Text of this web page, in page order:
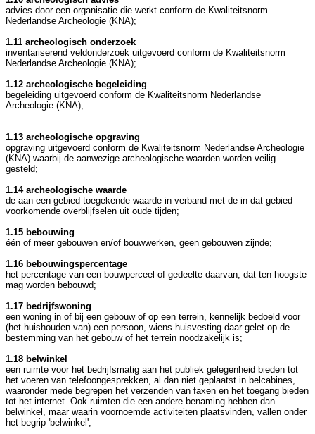
advies door een organisatie die werkt conform de Kwaliteitsnorm
Nederlandse Archeologie (KNA);
1.11 archeologisch onderzoek
inventariserend veldonderzoek uitgevoerd conform de Kwaliteitsnorm
Nederlandse Archeologie (KNA);
1.12 archeologische begeleiding
begeleiding uitgevoerd conform de Kwaliteitsnorm Nederlandse
Archeologie (KNA);
1.13 archeologische opgraving
opgraving uitgevoerd conform de Kwaliteitsnorm Nederlandse Archeologie
(KNA) waarbij de aanwezige archeologische waarden worden veilig
gesteld;
1.14 archeologische waarde
de aan een gebied toegekende waarde in verband met de in dat gebied
voorkomende overblijfselen uit oude tijden;
1.15 bebouwing
één of meer gebouwen en/of bouwwerken, geen gebouwen zijnde;
1.16 bebouwingspercentage
het percentage van een bouwperceel of gedeelte daarvan, dat ten hoogste
mag worden bebouwd;
1.17 bedrijfswoning
een woning in of bij een gebouw of op een terrein, kennelijk bedoeld voor
(het huishouden van) een persoon, wiens huisvesting daar gelet op de
bestemming van het gebouw of het terrein noodzakelijk is;
1.18 belwinkel
een ruimte voor het bedrijfsmatig aan het publiek gelegenheid bieden tot
het voeren van telefoongesprekken, al dan niet geplaatst in belcabines,
waaronder mede begrepen het verzenden van faxen en het toegang bieden
tot het internet. Ook ruimten die een andere benaming hebben dan
belwinkel, maar waarin voornoemde activiteiten plaatsvinden, vallen onder
het begrip 'belwinkel';